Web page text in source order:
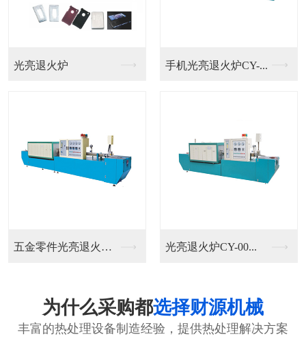
光亮退火炉 手机光亮退火炉CY-...
五金零件光亮退火炉C... 光亮退火炉CY-00...
为什么采购都选择财源机械
丰富的热处理设备制造经验，提供热处理解决方案